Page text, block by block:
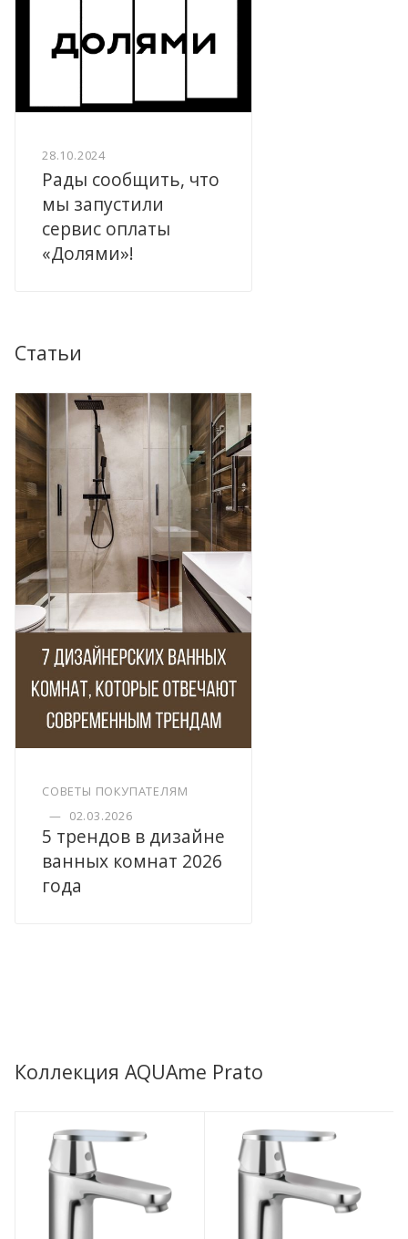
28.10.2024
Рады сообщить, что
мы запустили
сервис оплаты
«Долями»!
Статьи
СОВЕТЫ ПОКУПАТЕЛЯМ
— 02.03.2026
5 трендов в дизайне
ванных комнат 2026
года
Коллекция AQUAme Prato